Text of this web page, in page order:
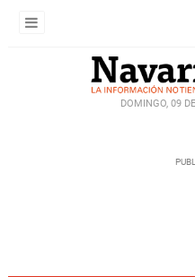
DOMINGO, 09